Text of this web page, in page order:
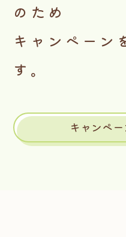
のため
キャンペーン
す。
キャンペ